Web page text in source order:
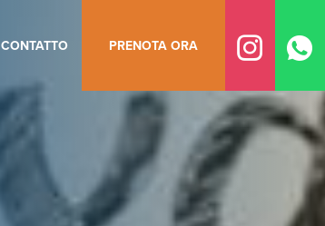
CONTATTO PRENOTA ORA